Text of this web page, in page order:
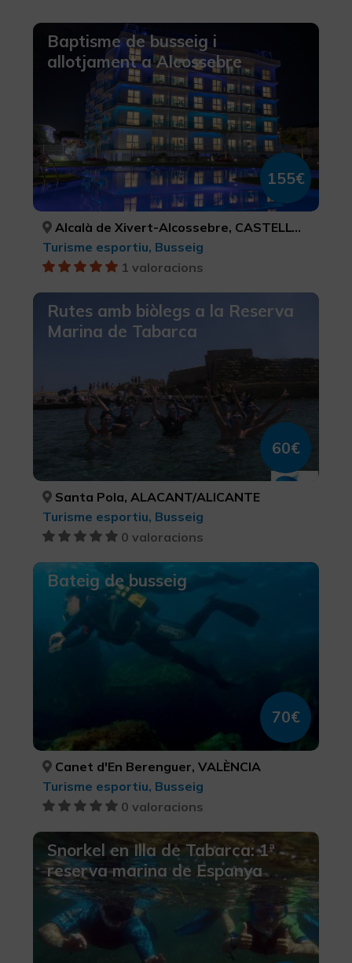
Baptisme de busseig i
allotjament a Alcossebre
155€
Alcalà de Xivert-Alcossebre, CASTELLÓ/CASTELLÓN
Turisme esportiu, Busseig
1 valoracions
Rutes amb biòlegs a la Reserva
Marina de Tabarca
60€
Santa Pola, ALACANT/ALICANTE
Turisme esportiu, Busseig
0 valoracions
Bateig de busseig
70€
Canet d'En Berenguer, VALÈNCIA
Turisme esportiu, Busseig
0 valoracions
Snorkel en Illa de Tabarca: 1ª
reserva marina de Espanya